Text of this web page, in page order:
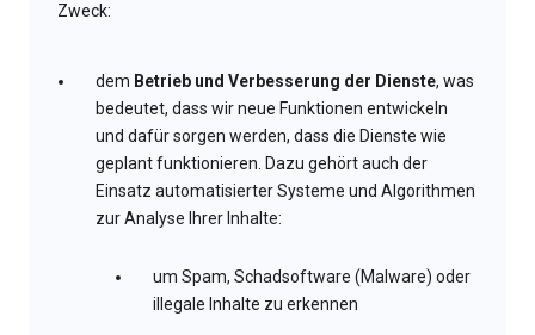
Zweck:
dem Betrieb und Verbesserung der Dienste, was
bedeutet, dass wir neue Funktionen entwickeln
und dafür sorgen werden, dass die Dienste wie
geplant funktionieren. Dazu gehört auch der
Einsatz automatisierter Systeme und Algorithmen
zur Analyse Ihrer Inhalte:
um Spam, Schadsoftware (Malware) oder
illegale Inhalte zu erkennen